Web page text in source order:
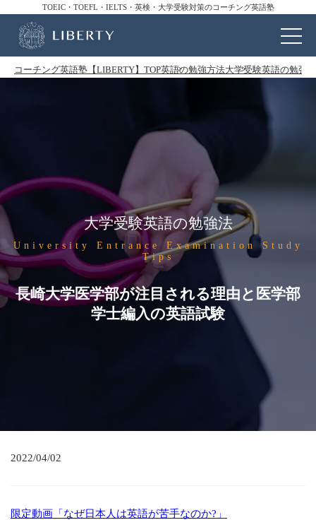
TOEIC・TOEFL・IELTS・英検・大学受験対策のコーチング英語塾
コーチング英語塾【LIBERTY】TOP英語の勉強方法大学受験英語の勉強法
大学受験英語の勉強法
University Entrance Examination Study
Tips
長崎大学医学部が注目される理由と医学部
学士編入の英語試験
2022/04/02
限定動画「なぜ日本人は英語が苦手なのか?」